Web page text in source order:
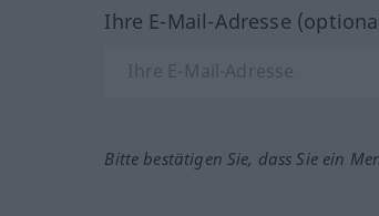
Ihre E-Mail-Adresse
Bitte bestätigen Sie, dass Sie ein